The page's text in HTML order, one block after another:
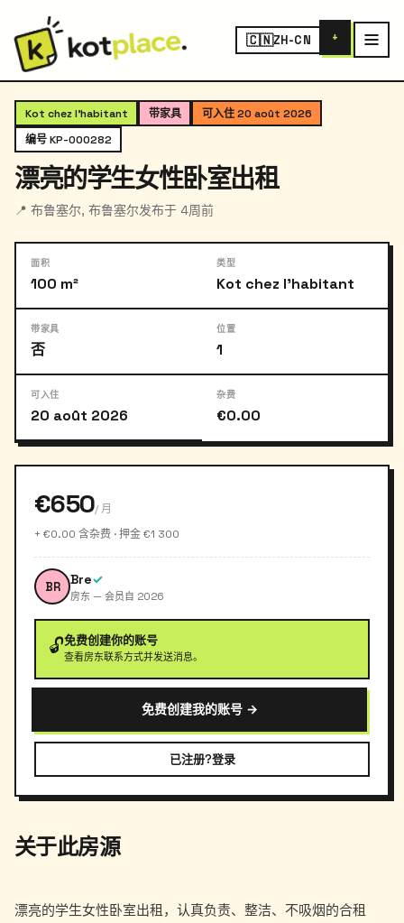
🇨🇳ZH-CN +
‹ ›
Kot chez l'habitant 带家具
可入住 20 août 2026
编号 KP-000282
漂亮的学生女性卧室出租
📍 布鲁塞尔, 布鲁塞尔发布于 4周前
面积
100 m²
类型
Kot chez l'habitant
带家具
否
位置
1
可入住
20 août 2026
杂费
€0.00
€650/ 月
+ €0.00 含杂费 · 押金 €1 300
BR Bre✓
房东 — 会员自 2026
🔓免费创建你的账号
查看房东联系方式并发送消息。
免费创建我的账号 →
已注册?登录
关于此房源
漂亮的学生女性卧室出租，认真负责、整洁、不吸烟的合租